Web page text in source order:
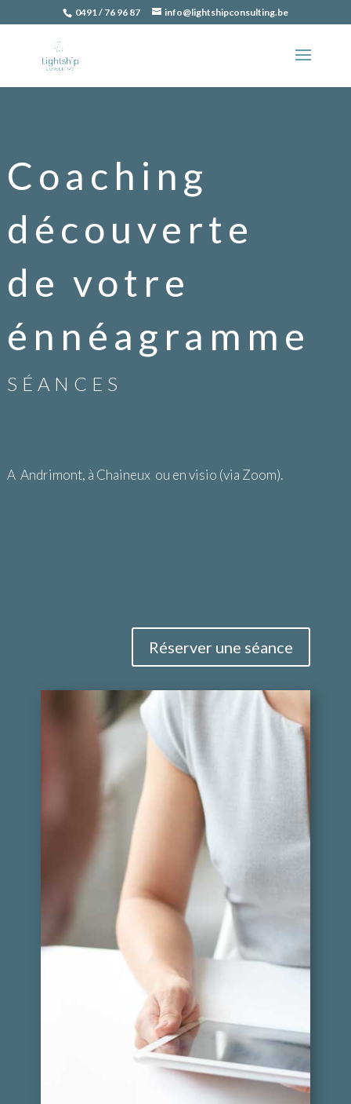
0491 / 76 96 87 info@lightshipconsulting.be
Coaching
découverte
de votre
énnéagramme
SÉANCES
A Andrimont, à Chaineux ou en visio (via Zoom).
Réserver une séance